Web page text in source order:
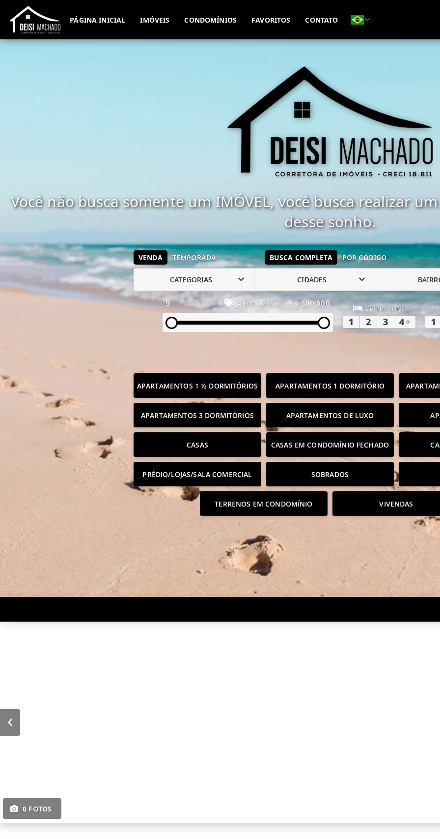
(51) 98477-9517 (51) 98411-1128
PÁGINA INICIAL IMÓVEIS CONDOMÍNIOS FAVORITOS CONTATO
Você não busca somente um IMÓVEL, você busca realizar
desse sonho.
VENDA TEMPORADA BUSCA COMPLETA POR CÓDIGO
CATEGORIAS CIDADES
0 Valor (R$) 6.500.000 Dormitórios
1 2 3 4+ 1
APARTAMENTOS 1 ½ DORMITÓRIOS APARTAMENTOS 1 DORMITÓRIO
APARTAMENTOS 3 DORMITÓRIOS APARTAMENTOS DE LUXO
CASAS CASAS EM CONDOMÍNIO FECHADO
PRÉDIO/LOJAS/SALA COMERCIAL SOBRADOS
TERRENOS EM CONDOMÍNIO VIVENDAS
0 FOTOS